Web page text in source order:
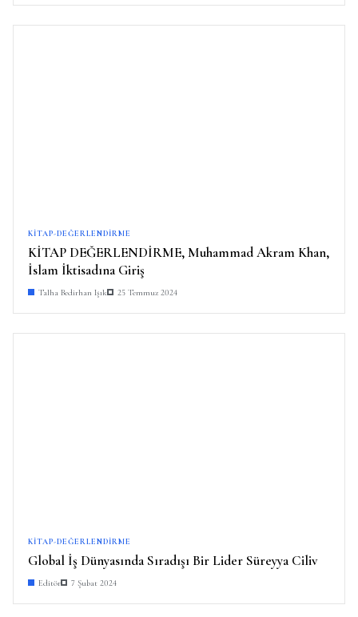
KITAP-DEĞERLENDIRME
KİTAP DEĞERLENDİRME, Muhammad Akram Khan,
İslam İktisadına Giriş
Talha Bedirhan Işık 25 Temmuz 2024
KITAP-DEĞERLENDIRME
Global İş Dünyasında Sıradışı Bir Lider Süreyya Ciliv
Editör 7 Şubat 2024